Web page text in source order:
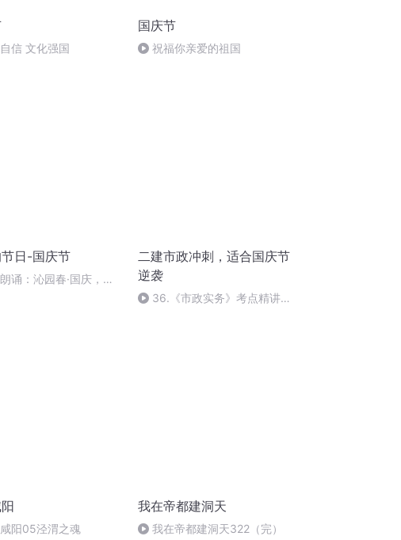
信 文化强国
国庆节
祝福你亲爱的祖国
日-国庆节
诵：沁园春·国庆，朗
二建市政冲刺，适合国庆节
逆袭
36.《市政实务》考点精讲第
阳05泾渭之魂
我在帝都建洞天
我在帝都建洞天322（完）